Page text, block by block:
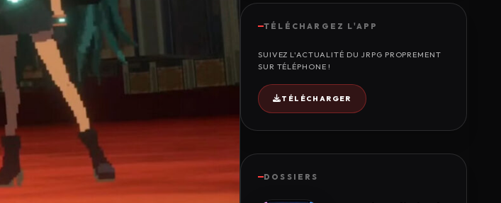
TÉLÉCHARGEZ L'APP
SUIVEZ L'ACTUALITÉ DU JRPG PROPREMENT
SUR TÉLÉPHONE !
TÉLÉCHARGER
DOSSIERS